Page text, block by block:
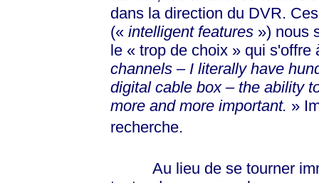
dans la direction du DVR.
(« intelligent features») nous
le « tropde choix »qui s'offre
channels – I literally have
digital cable box – the ability
more and more important. »
recherche.
Au lieu de se tourner